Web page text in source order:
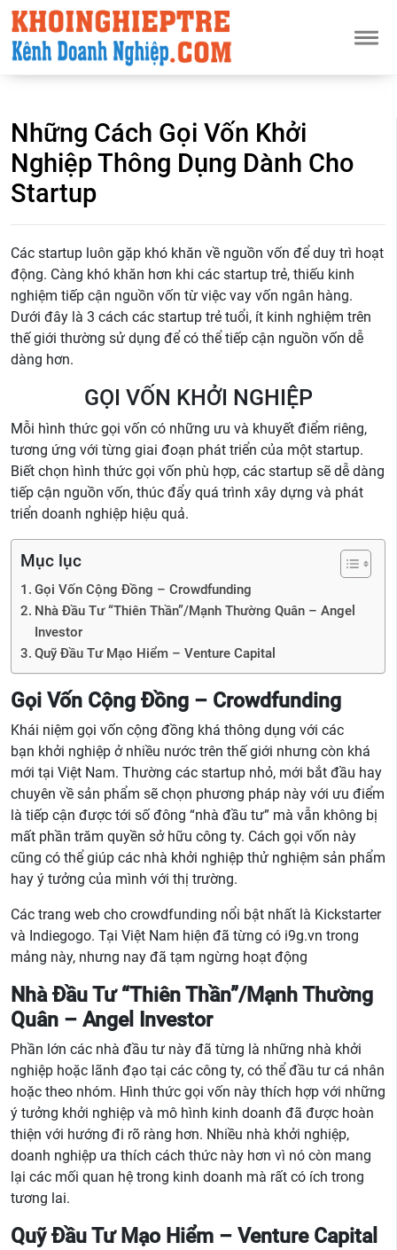
Những Cách Gọi Vốn Khởi
Nghiệp Thông Dụng Dành Cho
Startup
Các startup luôn gặp khó khăn về nguồn vốn để duy trì hoạt
động. Càng khó khăn hơn khi các startup trẻ, thiếu kinh
nghiệm tiếp cận nguồn vốn từ việc vay vốn ngân hàng.
Dưới đây là 3 cách các startup trẻ tuổi, ít kinh nghiệm trên
thế giới thường sử dụng để có thể tiếp cận nguồn vốn dễ
dàng hơn.
GỌI VỐN KHỞI NGHIỆP
Mỗi hình thức gọi vốn có những ưu và khuyết điểm riêng,
tương ứng với từng giai đoạn phát triển của một startup.
Biết chọn hình thức gọi vốn phù hợp, các startup sẽ dễ dàng
tiếp cận nguồn vốn, thúc đẩy quá trình xây dựng và phát
triển doanh nghiệp hiệu quả.
Mục lục
Gọi Vốn Cộng Đồng – Crowdfunding
Nhà Đầu Tư “Thiên Thần”/Mạnh Thường Quân – Angel
Investor
Quỹ Đầu Tư Mạo Hiểm – Venture Capital
Gọi Vốn Cộng Đồng – Crowdfunding
Khái niệm gọi vốn cộng đồng khá thông dụng với các
bạn khởi nghiệp ở nhiều nước trên thế giới nhưng còn khá
mới tại Việt Nam. Thường các startup nhỏ, mới bắt đầu hay
chuyên về sản phẩm sẽ chọn phương pháp này với ưu điểm
là tiếp cận được tới số đông “nhà đầu tư” mà vẫn không bị
mất phần trăm quyền sở hữu công ty. Cách gọi vốn này
cũng có thể giúp các nhà khởi nghiệp thử nghiệm sản phẩm
hay ý tưởng của mình với thị trường.
Các trang web cho crowdfunding nổi bật nhất là Kickstarter
và Indiegogo. Tại Việt Nam hiện đã từng có i9g.vn trong
mảng này, nhưng nay đã tạm ngừng hoạt động
Nhà Đầu Tư “Thiên Thần”/Mạnh Thường
Quân – Angel Investor
Phần lớn các nhà đầu tư này đã từng là những nhà khởi
nghiệp hoặc lãnh đạo tại các công ty, có thể đầu tư cá nhân
hoặc theo nhóm. Hình thức gọi vốn này thích hợp với những
ý tưởng khởi nghiệp và mô hình kinh doanh đã được hoàn
thiện với hướng đi rõ ràng hơn. Nhiều nhà khởi nghiệp,
doanh nghiệp ưa thích cách thức này hơn vì nó còn mang
lại các mối quan hệ trong kinh doanh mà rất có ích trong
tương lai.
Quỹ Đầu Tư Mạo Hiểm – Venture Capital